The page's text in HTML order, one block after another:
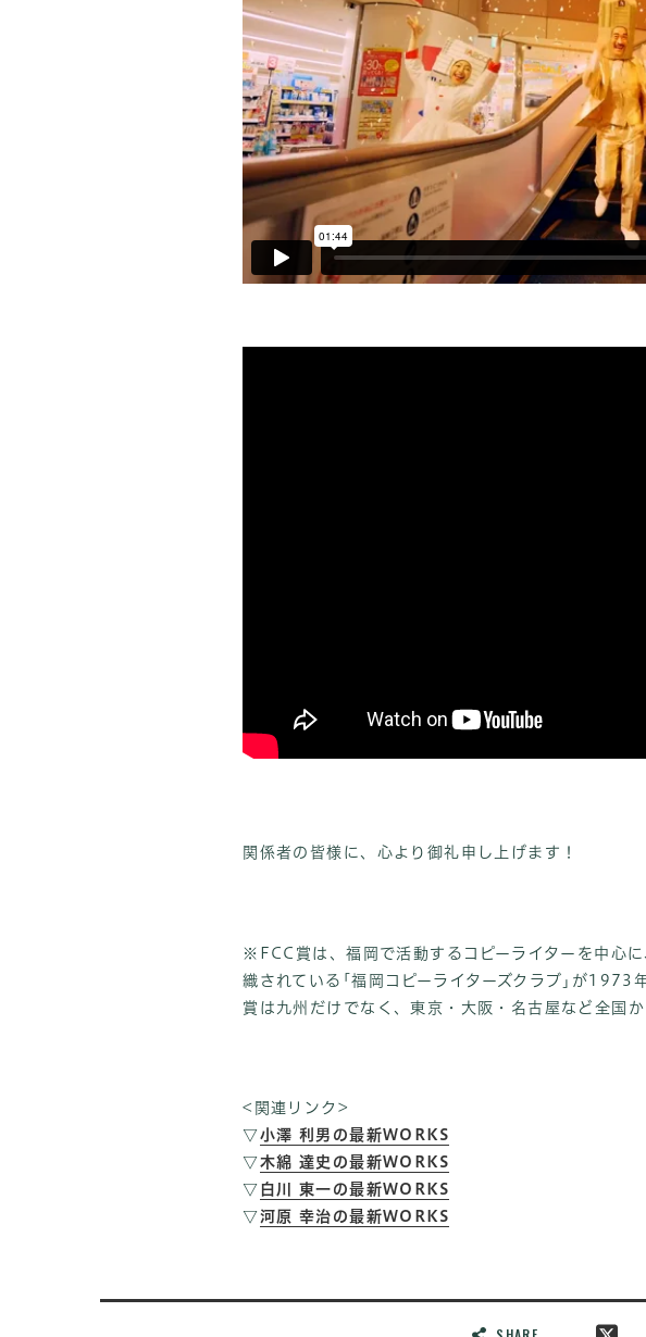
関係者の皆様に、心より御礼申し上げます！
※FCC賞は、福岡で活動するコピーライターを中心
織されている｢福岡コピーライターズクラブ｣が1973
賞は九州だけでなく、東京・大阪・名古屋など全国か
<関連リンク>
▽小澤 利男の最新WORKS
▽木綿 達史の最新WORKS
▽ 白川 東一の最新WORKS
▽河原 幸治の最新WORKS